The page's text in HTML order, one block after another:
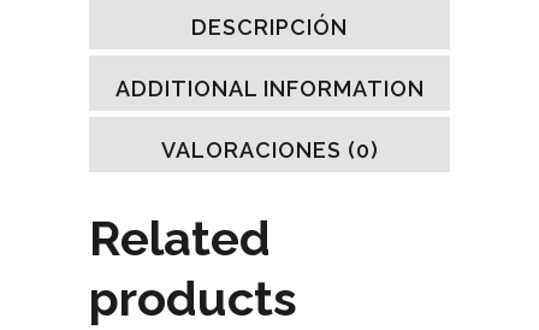
DESCRIPCIÓN
ADDITIONAL INFORMATION
VALORACIONES (0)
Related
products